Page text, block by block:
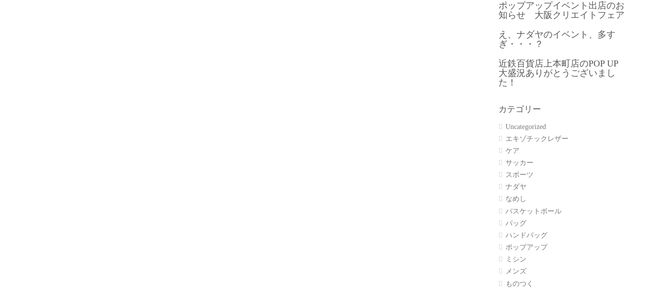
ポップアップイベント出店のお
知らせ 大阪クリエイトフェア
え、ナダヤのイベント、多す
ぎ・・・？
近鉄百貨店上本町店のPOP UP
大盛況ありがとうございまし
た！
カテゴリー
Uncategorized
エキゾチックレザー
ケア
サッカー
スポーツ
ナダヤ
なめし
バスケットボール
バッグ
ハンドバッグ
ポップアップ
ミシン
メンズ
ものつく